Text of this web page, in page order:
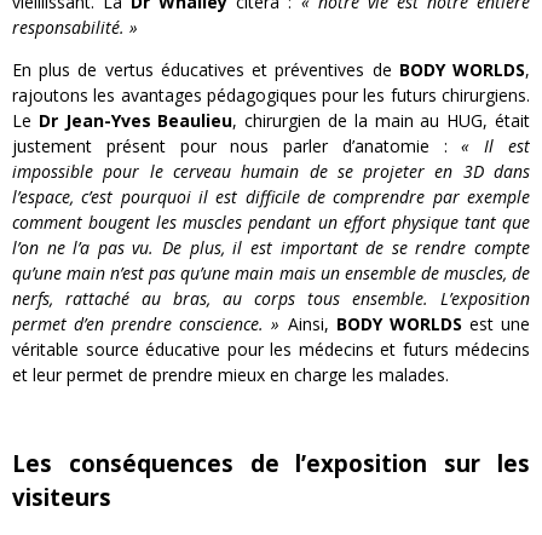
responsabilité. »
En plus de vertus éducatives et préventives de BODY WORLDS,
rajoutons les avantages pédagogiques pour les futurs chirurgiens.
Le Dr Jean-Yves Beaulieu, chirurgien de la main au HUG, était
justement présent pour nous parler d’anatomie :« Il est
impossible pour le cerveau humain de se projeter en 3D dans
l’espace, c’est pourquoi il est difficile de comprendre par exemple
comment bougent les muscles pendant un effort physique tant que
l’on ne l’a pas vu. De plus, il est important de se rendre compte
qu’une main n’est pas qu’une main mais un ensemble de muscles, de
nerfs, rattaché au bras, au corps tous ensemble. L’exposition
permet d’en prendre conscience. » Ainsi, BODY WORLDS est une
véritable source éducative pour les médecins et futurs médecins
et leur permet de prendre mieux en charge les malades.
Les conséquences de l’exposition sur les
visiteurs